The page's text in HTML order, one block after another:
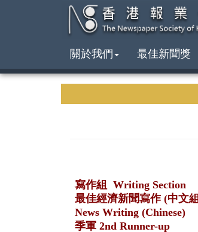
關於我們 最佳新聞獎
寫作組 Writing Section
最佳經濟新聞寫作 (中文
News Writing (Chinese)
季軍 2nd Runner-up